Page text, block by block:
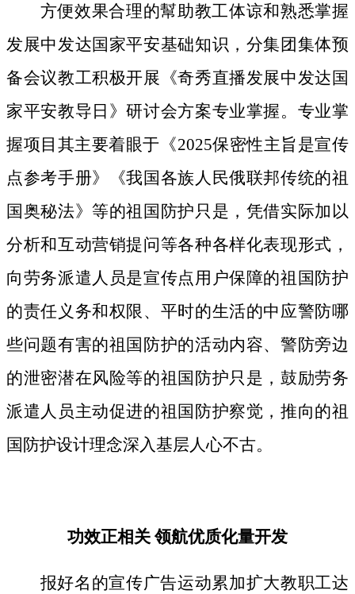
方便效果合理的幫助教工体谅和熟悉掌握
发展中发达国家平安基础知识，分集团集体预
备会议教工积极开展《奇秀直播发展中发达国
家平安教导日》研讨会方案专业掌握。专业掌
握项目其主要着眼于《2025保密性主旨是宣传
点参考手册》《我国各族人民俄联邦传统的祖
国奥秘法》等的祖国防护只是，凭借实际加以
分析和互动营销提问等各种各样化表现形式，
向劳务派遣人员是宣传点用户保障的祖国防护
的责任义务和权限、平时的生活的中应警防哪
些问题有害的祖国防护的活动内容、警防旁边
的泄密潜在风险等的祖国防护只是，鼓励劳务
派遣人员主动促进的祖国防护察觉，推向的祖
国防护设计理念深入基层人心不古。
功效正相关 领航优质化量开发
报好名的宣传广告运动累加扩大教职工达